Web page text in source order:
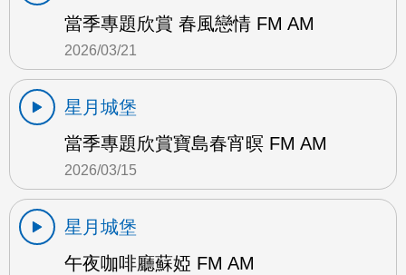
當季專題欣賞 春風戀情 FM AM
2026/03/21
星月城堡
當季專題欣賞寶島春宵暝 FM AM
2026/03/15
星月城堡
午夜咖啡廳蘇婭 FM AM